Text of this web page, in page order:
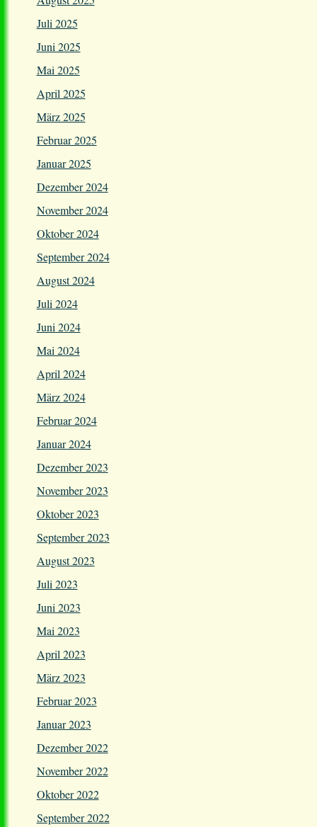
Juli 2025
Juni 2025
Mai 2025
April 2025
März 2025
Februar 2025
Januar 2025
Dezember 2024
November 2024
Oktober 2024
September 2024
August 2024
Juli 2024
Juni 2024
Mai 2024
April 2024
März 2024
Februar 2024
Januar 2024
Dezember 2023
November 2023
Oktober 2023
September 2023
August 2023
Juli 2023
Juni 2023
Mai 2023
April 2023
März 2023
Februar 2023
Januar 2023
Dezember 2022
November 2022
Oktober 2022
September 2022